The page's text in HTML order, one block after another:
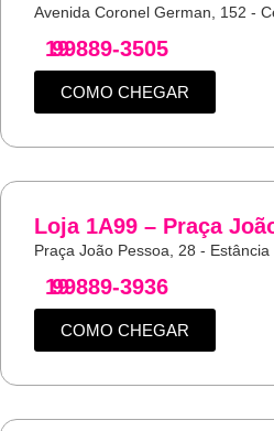
Avenida Coronel German, 152 -
19
99889-3505
COMO CHEGAR
Loja 1A99 – Praça
Praça João Pessoa, 28 -
19
99889-3936
COMO CHEGAR